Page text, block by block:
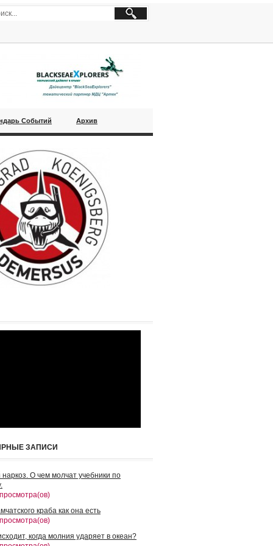
Событий Архив
ЗАПИСИ
О чем молчат учебники по
краба как она есть
когда молния ударяет в океан?